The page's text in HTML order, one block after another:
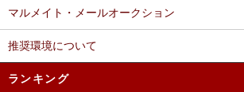
マルメイト・メールオークション
推奨環境について
ランキング